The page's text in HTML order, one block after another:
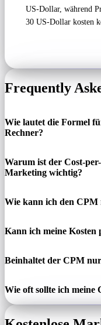
US-Dollar, während
30 US-Dollar kosten
Frequently
Wie lautet die Formel
Rechner?
Warum ist der Cost-
Marketing wichtig?
Wie kann ich den CPM
Kann ich meine Kosten
Beinhaltet der CPM
Wie oft sollte ich meine